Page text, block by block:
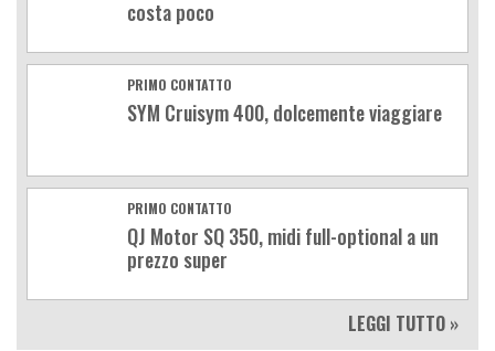
costa poco
PRIMO CONTATTO
SYM Cruisym 400, dolcemente viaggiare
PRIMO CONTATTO
QJ Motor SQ 350, midi full-optional a un
prezzo super
LEGGI TUTTO »